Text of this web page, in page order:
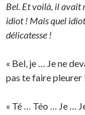
Bel. Et voilà, il avait
idiot ! Mais quel
délicatesse !
« Bel, je … Je ne
pas te faire pleurer
« Té … Téo … Je …